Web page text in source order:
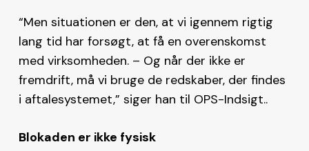
“Men situationen er den, at vi igennem rigtig
lang tid har forsøgt, at få en overenskomst
med virksomheden. – Og når der ikke er
fremdrift, må vi bruge de redskaber, der findes
i aftalesystemet,” siger han til OPS-Indsigt..
Blokaden er ikke fysisk